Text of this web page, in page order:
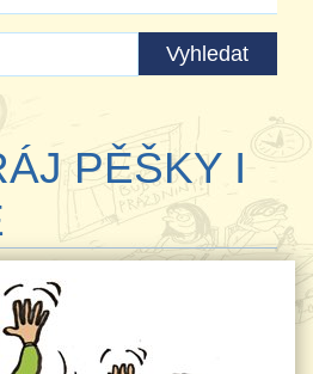
PĚŠKY I